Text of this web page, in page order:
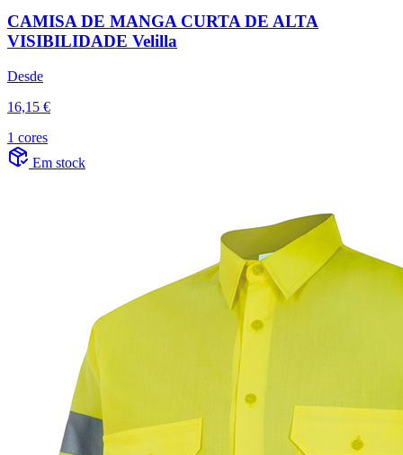
CAMISA DE MANGA CURTA DE ALTA
VISIBILIDADE Velilla
Desde
16,15 €
1 cores
Em stock